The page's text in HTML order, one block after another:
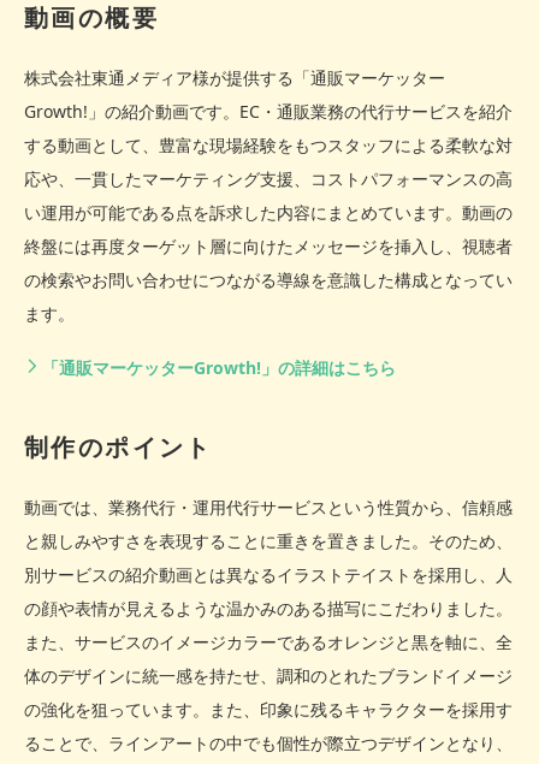
動画の概要
株式会社東通メディア様が提供する「通販マーケッター
Growth!」の紹介動画です。EC・通販業務の代行サービスを紹介
する動画として、豊富な現場経験をもつスタッフによる柔軟な対
応や、一貫したマーケティング支援、コストパフォーマンスの高
い運用が可能である点を訴求した内容にまとめています。動画の
終盤には再度ターゲット層に向けたメッセージを挿入し、視聴者
の検索やお問い合わせにつながる導線を意識した構成となってい
ます。
「通販マーケッターGrowth!」の詳細はこちら
制作のポイント
動画では、業務代行・運用代行サービスという性質から、信頼感
と親しみやすさを表現することに重きを置きました。そのため、
別サービスの紹介動画とは異なるイラストテイストを採用し、人
の顔や表情が見えるような温かみのある描写にこだわりました。
また、サービスのイメージカラーであるオレンジと黒を軸に、全
体のデザインに統一感を持たせ、調和のとれたブランドイメージ
の強化を狙っています。また、印象に残るキャラクターを採用す
ることで、ラインアートの中でも個性が際立つデザインとなり、